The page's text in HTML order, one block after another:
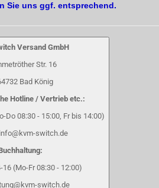
Sie uns ggf. entsprechend.
Versand GmbH
Str. 16
Bad König
Hotline / Vertrieb etc.:
Do 08:30 - 15:00, Fr bis 14:00)
switch.de
(Mo-Fr 08:30 - 12:00)
switch.de